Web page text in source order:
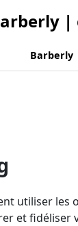
|
Barberly
utiliser les
et fidéliser